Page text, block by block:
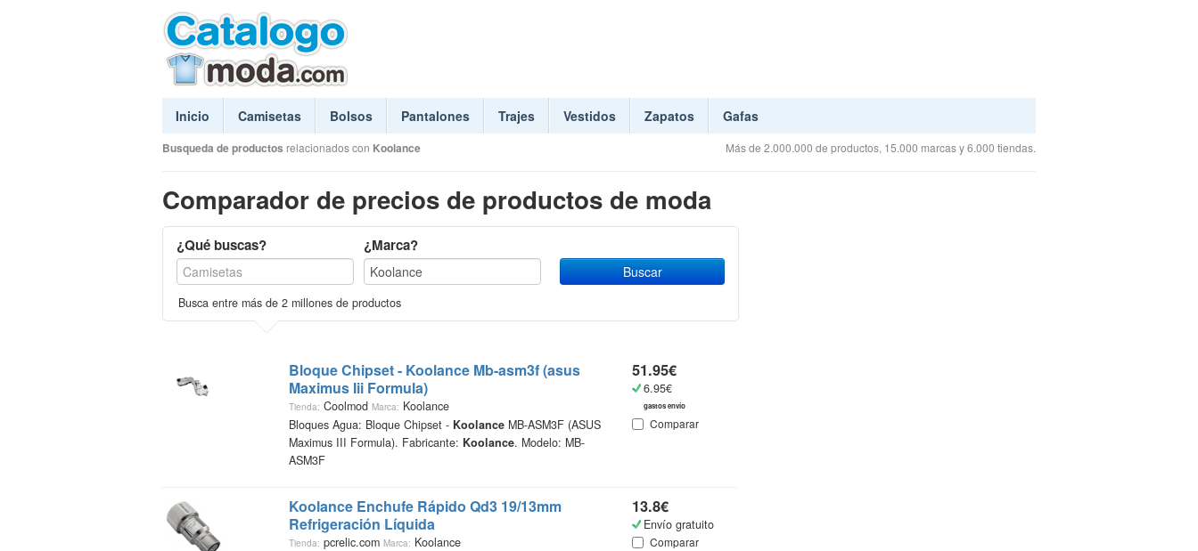
Inicio Camisetas Bolsos Pantalones Trajes Vestidos Zapatos Gafas
Busqueda de productos relacionados con Koolance Más de 2.000.000 de productos, 15.000 marcas y 6.000 tiendas.
Comparador de precios de productos de moda
¿Qué buscas? ¿Marca?
Busca entre más de 2 millones de productos
Bloque Chipset - KoolanceMb-asm3f (asus
Maximus Iii Formula)
Tienda: Coolmod Marca: Koolance
Bloques Agua: Bloque Chipset - KoolanceMB-ASM3F (ASUS
Maximus III Formula). Fabricante: Koolance. Modelo: MB-
ASM3F
51.95€
6.95€
gastos envío
Comparar
KoolanceEnchufe Rápido Qd3 19/13mm
Refrigeración Líquida
Tienda: pcrelic.com Marca: Koolance
13.8€
Envío gratuito
Comparar